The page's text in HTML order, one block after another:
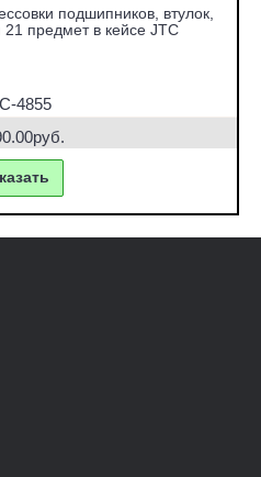
подшипников, втулок,
предмет в кейсе JTC
4855